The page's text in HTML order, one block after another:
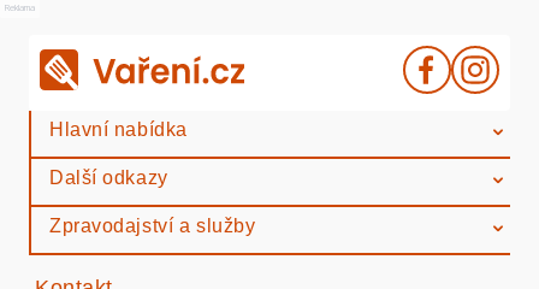
Reklama
Hlavní nabídka
Další odkazy
Zpravodajství a služby